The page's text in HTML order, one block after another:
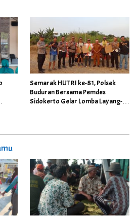
Semarak HUT RI ke-81, Polsek
Buduran Bersama Pemdes
Sidokerto Gelar Lomba Layang-